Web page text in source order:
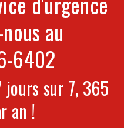
au
6402
sur 7, 365
an !